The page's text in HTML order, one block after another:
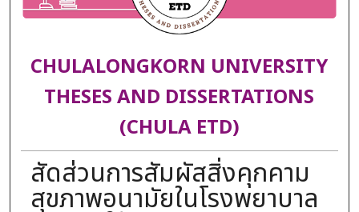
CHULALONGKORN UNIVERSITY
THESES AND DISSERTATIONS
(CHULA ETD)
สัดส่วนการสัมผัสสิ่งคุกคาม
สุขภาพอนามัยในโรงพยาบาล